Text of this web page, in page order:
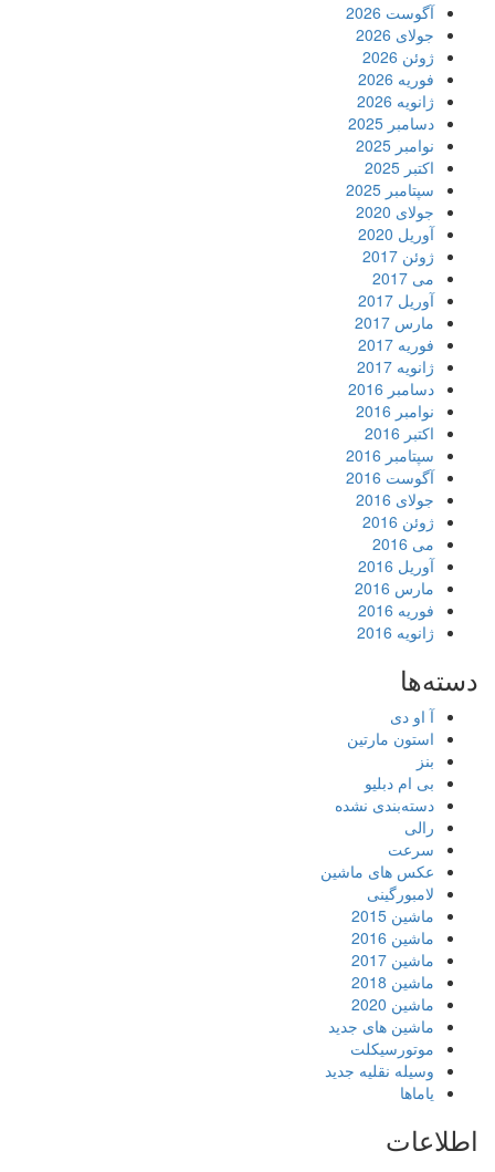
آگوست 2026
جولای 2026
ژوئن 2026
فوریه 2026
ژانویه 2026
دسامبر 2025
نوامبر 2025
اکتبر 2025
سپتامبر 2025
جولای 2020
آوریل 2020
ژوئن 2017
می 2017
آوریل 2017
مارس 2017
فوریه 2017
ژانویه 2017
دسامبر 2016
نوامبر 2016
اکتبر 2016
سپتامبر 2016
آگوست 2016
جولای 2016
ژوئن 2016
می 2016
آوریل 2016
مارس 2016
فوریه 2016
ژانویه 2016
دسته‌ها
آ او دی
استون مارتین
بنز
بی ام دبلیو
دسته‌بندی نشده
رالی
سرعت
عکس های ماشین
لامبورگینی
ماشین 2015
ماشین 2016
ماشین 2017
ماشین 2018
ماشین 2020
ماشین های جدید
موتورسیکلت
وسیله نقلیه جدید
یاماها
اطلاعات